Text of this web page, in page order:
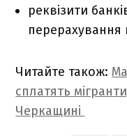
реквізити
перерахування
Читайте також:
сплатять
Черкащині